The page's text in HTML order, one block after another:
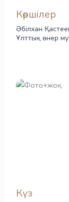
Көршілер
Әбілхан
Ұлттық өнер
Күз